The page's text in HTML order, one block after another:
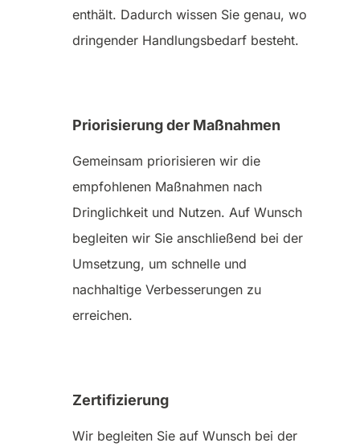
enthält. Dadurch wissen Sie genau, wo
dringender Handlungsbedarf besteht.
Priorisierung der Maßnahmen
Gemeinsam priorisieren wir die
empfohlenen Maßnahmen nach
Dringlichkeit und Nutzen. Auf Wunsch
begleiten wir Sie anschließend bei der
Umsetzung, um schnelle und
nachhaltige Verbesserungen zu
erreichen.
Zertifizierung
Wir begleiten Sie auf Wunsch bei der